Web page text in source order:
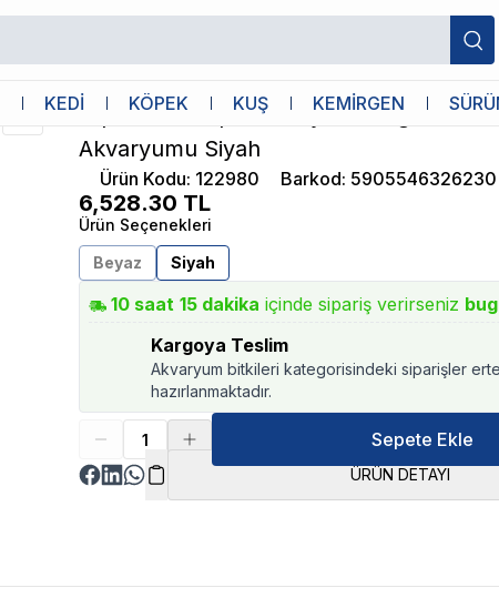
KEDİ KÖPEK KUŞ KEMİRGEN
Aquael
Aquael Shrimp Set Day and Night 30
Akvaryumu Siyah
Ürün Kodu: 122980 Barkod: 5905546326230
6,528.30 TL
Ürün Seçenekleri
Beyaz
Siyah
10 saat 15 dakika içinde sipariş verirseniz
Kargoya Teslim
Akvaryum bitkileri kategorisindeki siparişler
hazırlanmaktadır.
Sepete Ekle
ÜRÜN DETAYI